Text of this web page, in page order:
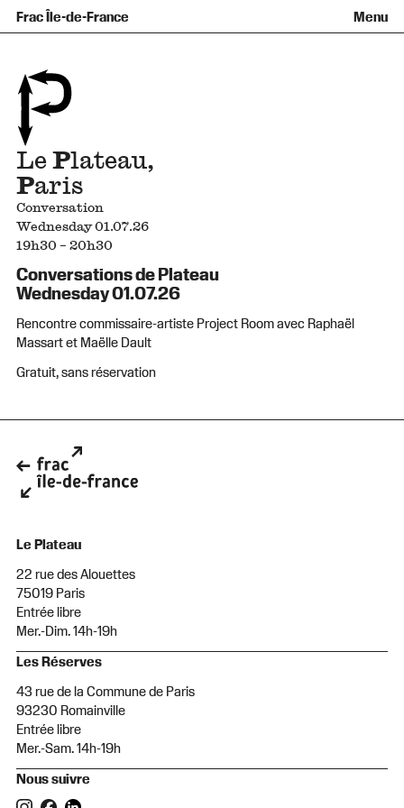
Frac Île-de-France Menu
Qu’est-ce qu’un Frac ?
Prêts d’œuvres
Informations pratiques
Venir au Frac
Familles et enfants
Groupes
Espaces de pratique libre
Accessibilité
+Aa-
LePlateau,
Paris
Conversation
Wednesday 01.07.26
19h30 – 20h30
Conversations de Plateau
Wednesday 01.07.26
Rencontre commissaire-artiste Project Room avec Raphaël
Massart et Maëlle Dault
Gratuit, sans réservation
Le Plateau
22 rue des Alouettes
75019 Paris
Entrée libre
Mer.-Dim. 14h-19h
Les Réserves
43 rue de la Commune de Paris
93230 Romainville
Entrée libre
Mer.-Sam. 14h-19h
Nous suivre